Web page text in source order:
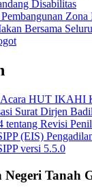
Disabilitas
Zona
Bersama
Acara HUT IKAHI
Surat Dirjen
Revisi
(EIS)
versi 5.5.0
Negeri Tanah